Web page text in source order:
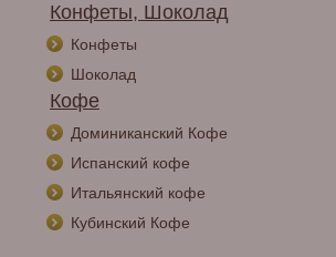
Конфеты, Шоколад
Конфеты
Шоколад
Кофе
Доминиканский Кофе
Испанский кофе
Итальянский кофе
Кубинский Кофе